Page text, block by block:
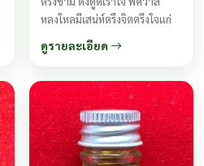
หลงใหลมีเสน่ห์ตรึงจิตตรึงใจแก่
เพศตรงข้ามดียิ่งนัก คู่บ่าวสาวที่
แต่งงานแล้วจะทำให้ครองรักกัน
ดูรายละเอียด